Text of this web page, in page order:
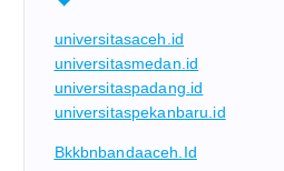
universitasaceh.id
universitasmedan.id
universitaspadang.id
universitaspekanbaru.id
Bkkbnbandaaceh.id